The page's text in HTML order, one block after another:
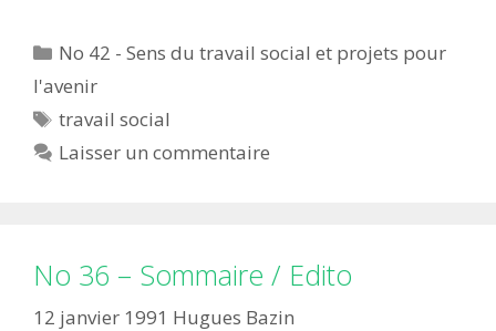
Catégories
No 42 - Sens du travail social et projets pour
l'avenir
Étiquettes
travail social
Laisser un commentaire
No 36 – Sommaire / Edito
12 janvier 1991 Hugues Bazin